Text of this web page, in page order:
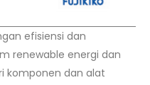
efisiensi dan
renewable energi dan
komponen dan alat